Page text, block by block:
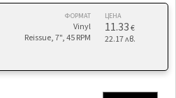
ФОРМАТ
Vinyl
Reissue, 7", 45 RPM
ЦЕНА
11.33€
22.17 лв.